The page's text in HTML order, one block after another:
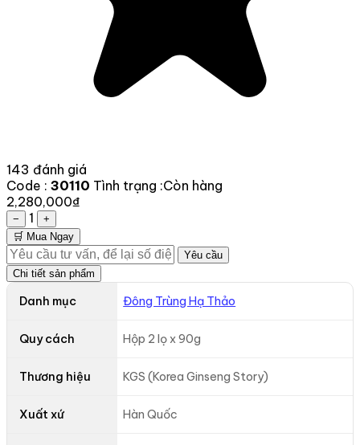
143 đánh giá
Code : 30110 Tình trạng :Còn hàng
2,280,000₫
− 1
+
🛒 Mua Ngay
Yêu cầu
Chi tiết sản phẩm
Danh mục Đông Trùng Hạ Thảo
Quy cách Hộp 2 lọ x 90g
Thương hiệu KGS (Korea Ginseng Story)
Xuất xứ Hàn Quốc